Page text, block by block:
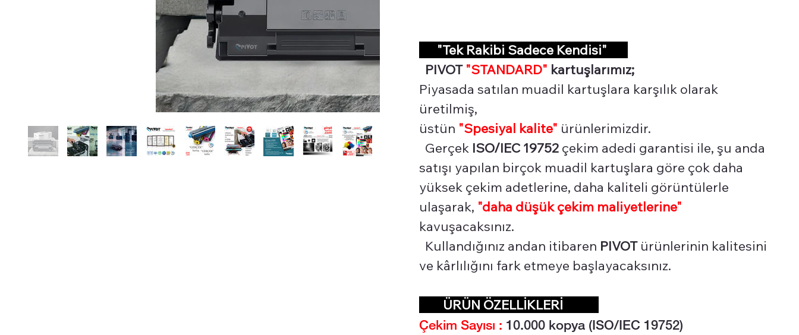
"Tek Rakibi Sadece Kendisi"
PIVOT "STANDARD" kartuşlarımız;
Piyasada satılan muadil kartuşlara karşılık olarak
üretilmiş,
üstün "Spesiyal kalite" ürünlerimizdir.
Gerçek ISO/IEC 19752 çekim adedi garantisi ile, şu anda
satışı yapılan birçok muadil kartuşlara göre çok daha
yüksek çekim adetlerine, daha kaliteli görüntülerle
ulaşarak, "daha düşük çekim maliyetlerine"
kavuşacaksınız.
Kullandığınız andan itibaren PIVOTürünlerinin kalitesini
ve kârlılığını fark etmeye başlayacaksınız.
ÜRÜN ÖZELLİKLERİ
Çekim Sayısı : 10.000 kopya (ISO/IEC 19752)